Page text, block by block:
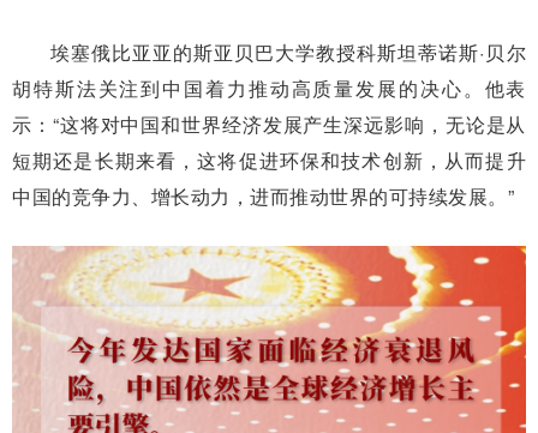
埃塞俄比亚亚的斯亚贝巴大学教授科斯坦蒂诺斯·贝尔
胡特斯法关注到中国着力推动高质量发展的决心。他表
示：“这将对中国和世界经济发展产生深远影响，无论是从
短期还是长期来看，这将促进环保和技术创新，从而提升
中国的竞争力、增长动力，进而推动世界的可持续发展。”